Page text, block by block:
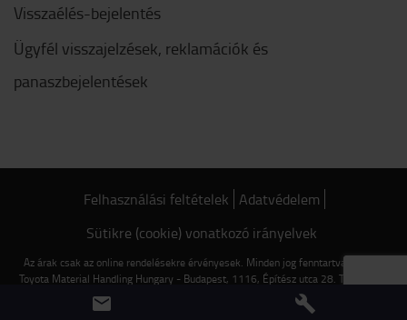
Visszaélés-bejelentés
Ügyfél visszajelzések, reklamációk és
panaszbejelentések
Felhasználási feltételek Adatvédelem
Sütikre (cookie) vonatkozó irányelvek
Az árak csak az online rendelésekre érvényesek. Minden jog fenntartva © 2022
Toyota Material Handling Hungary - Budapest, 1116, Építész utca 28. Tel.: +36 1